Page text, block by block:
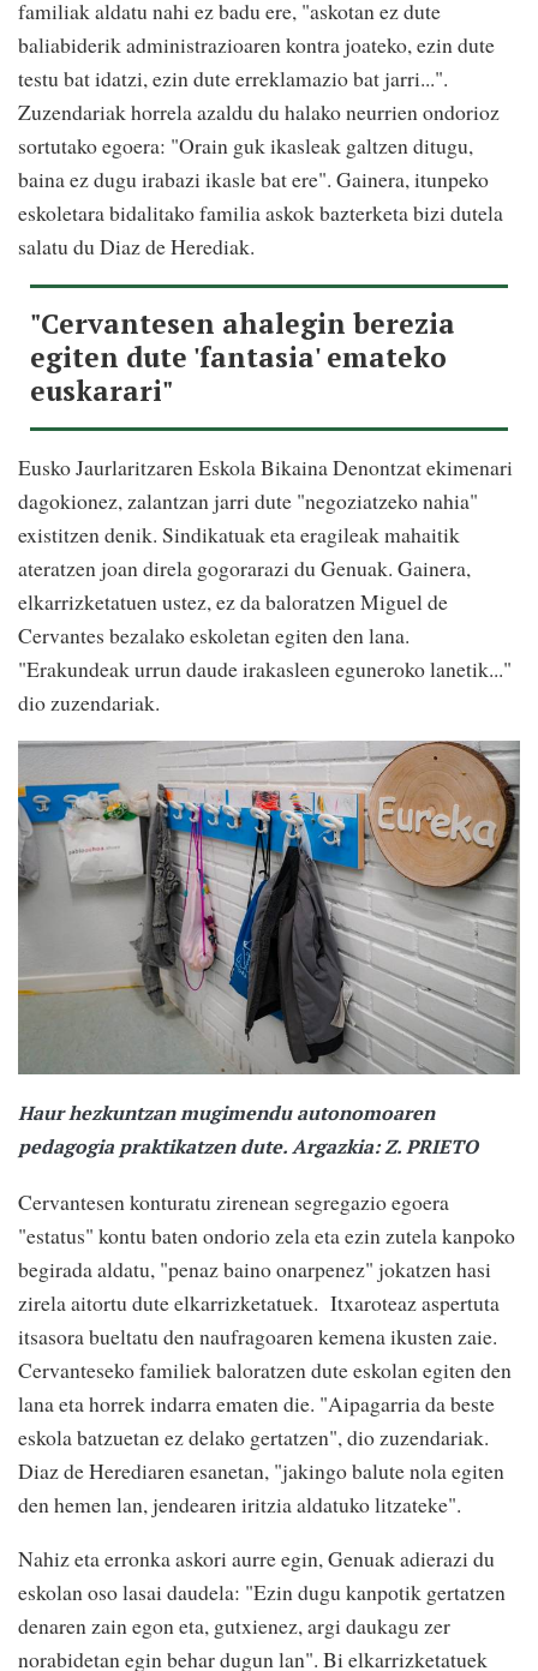
familiak aldatu nahi ez badu ere, "askotan ez dute
baliabiderik administrazioaren kontra joateko, ezin dute
testu bat idatzi, ezin dute erreklamazio bat jarri...".
Zuzendariak horrela azaldu du halako neurrien ondorioz
sortutako egoera: "Orain guk ikasleak galtzen ditugu,
baina ez dugu irabazi ikasle bat ere". Gainera, itunpeko
eskoletara bidalitako familia askok bazterketa bizi dutela
salatu du Diaz de Herediak.
"Cervantesen ahalegin berezia
egiten dute 'fantasia' emateko
euskarari"
Eusko Jaurlaritzaren Eskola Bikaina Denontzat ekimenari
dagokionez, zalantzan jarri dute "negoziatzeko nahia"
existitzen denik. Sindikatuak eta eragileak mahaitik
ateratzen joan direla gogorarazi du Genuak. Gainera,
elkarrizketatuen ustez, ez da baloratzen Miguel de
Cervantes bezalako eskoletan egiten den lana.
"Erakundeak urrun daude irakasleen eguneroko lanetik..."
dio zuzendariak.
Haur hezkuntzan mugimendu autonomoaren
pedagogia praktikatzen dute. Argazkia: Z. PRIETO
Cervantesen konturatu zirenean segregazio egoera
"estatus" kontu baten ondorio zela eta ezin zutela kanpoko
begirada aldatu, "penaz baino onarpenez" jokatzen hasi
zirela aitortu dute elkarrizketatuek. Itxaroteaz aspertuta
itsasora bueltatu den naufragoaren kemena ikusten zaie.
Cervanteseko familiek baloratzen dute eskolan egiten den
lana eta horrek indarra ematen die. "Aipagarria da beste
eskola batzuetan ez delako gertatzen", dio zuzendariak.
Diaz de Herediaren esanetan, "jakingo balute nola egiten
den hemen lan, jendearen iritzia aldatuko litzateke".
Nahiz eta erronka askori aurre egin, Genuak adierazi du
eskolan oso lasai daudela: "Ezin dugu kanpotik gertatzen
denaren zain egon eta, gutxienez, argi daukagu zer
norabidetan egin behar dugun lan". Bi elkarrizketatuek